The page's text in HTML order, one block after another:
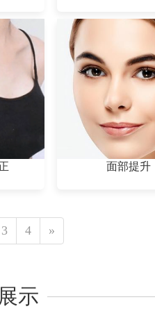
面部提升
3 4 »
示